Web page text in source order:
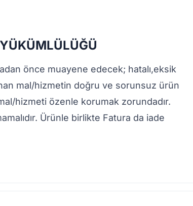
önce muayene edecek; hatalı,eksik
mal/hizmetin doğru ve sorunsuz ürün
hizmeti özenle korumak zorundadır.
Ürünle birlikte Fatura da iade